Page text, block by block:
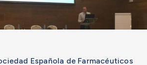
Española de Farmacéuticos